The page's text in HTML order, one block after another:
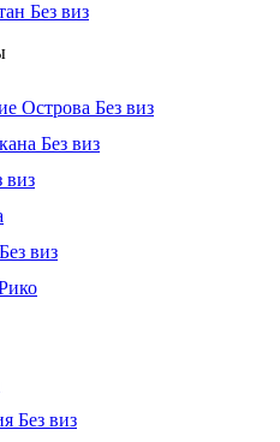
Без виз
Острова Без виз
Без виз
виз
Без виз
Без виз